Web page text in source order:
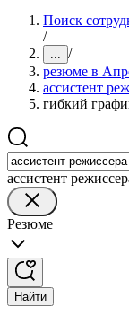
Поиск
/
... /
резюме в
ассистент
гибкий
ассистент
Резюме
Найти